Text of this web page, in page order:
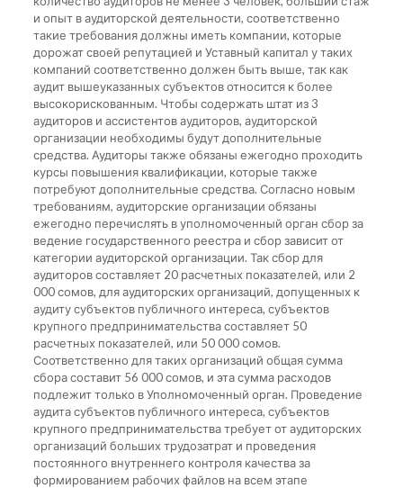
и опыт в аудиторской деятельности, соответственно
такие требования должны иметь компании, которые
дорожат своей репутацией и Уставный капитал у таких
компаний соответственно должен быть выше, так как
аудит вышеуказанных субъектов относится к более
высокорискованным. Чтобы содержать штат из 3
аудиторов и ассистентов аудиторов, аудиторской
организации необходимы будут дополнительные
средства. Аудиторы также обязаны ежегодно проходить
курсы повышения квалификации, которые также
потребуют дополнительные средства. Согласно новым
требованиям, аудиторские организации обязаны
ежегодно перечислять в уполномоченный орган сбор за
ведение государственного реестра и сбор зависит от
категории аудиторской организации. Так сбор для
аудиторов составляет 20 расчетных показателей, или 2
000 сомов, для аудиторских организаций, допущенных к
аудиту субъектов публичного интереса, субъектов
крупного предпринимательства составляет 50
расчетных показателей, или 50 000 сомов.
Соответственно для таких организаций общая сумма
сбора составит 56 000 сомов, и эта сумма расходов
подлежит только в Уполномоченный орган. Проведение
аудита субъектов публичного интереса, субъектов
крупного предпринимательства требует от аудиторских
организаций больших трудозатрат и проведения
постоянного внутреннего контроля качества за
формированием рабочих файлов на всем этапе